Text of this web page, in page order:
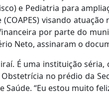
e Pediatria para
visando
por parte do
Neto, assinaram o
É uma instituição
no prédio da
“Eu estou muito